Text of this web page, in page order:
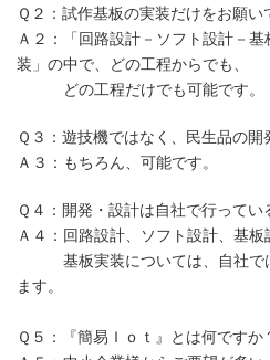
Ｑ２：試作基板の実装だけをお願い
Ａ２：「回路設計－ソフト設計－
装」の中で、どの工程からでも、
どの工程だけでも可能です。
Ｑ３：遊技機ではなく、民生品の開
Ａ３：もちろん、可能です。
Ｑ４：開発・設計は自社で行ってい
Ａ４：回路設計、ソフト設計、基板
基板実装については、自社で
ます。
Ｑ５：『簡易Ｉｏｔ』とは何ですか